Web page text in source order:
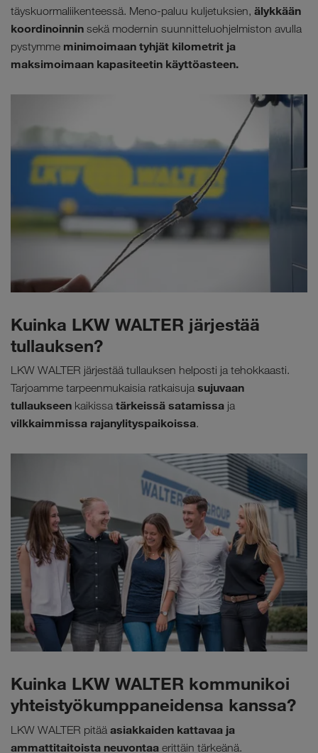
täyskuormaliikenteessä. Meno-paluu kuljetuksien, älykkään
koordinoinnin sekä modernin suunnitteluohjelmiston avulla
pystymme minimoimaan tyhjät kilometrit ja
maksimoimaan kapasiteetin käyttöasteen.
Kuinka LKW WALTER järjestää
tullauksen?
LKW WALTER järjestää tullauksen helposti ja tehokkaasti.
Tarjoamme tarpeenmukaisia ratkaisuja sujuvaan
tullaukseen kaikissa tärkeissä satamissa ja
vilkkaimmissa rajanylityspaikoissa.
Kuinka LKW WALTER kommunikoi
yhteistyökumppaneidensa kanssa?
LKW WALTER pitää asiakkaiden kattavaa ja
ammattitaitoista neuvontaa erittäin tärkeänä.